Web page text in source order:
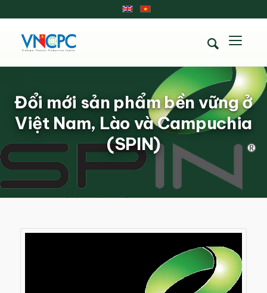
Đổi mới sản phẩm bền vững ở
Việt Nam, Lào và Campuchia
(SPIN)